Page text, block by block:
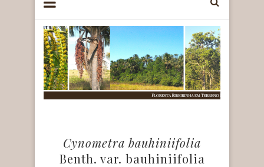
Cynometra bauhiniifolia
Benth. var. bauhiniifolia